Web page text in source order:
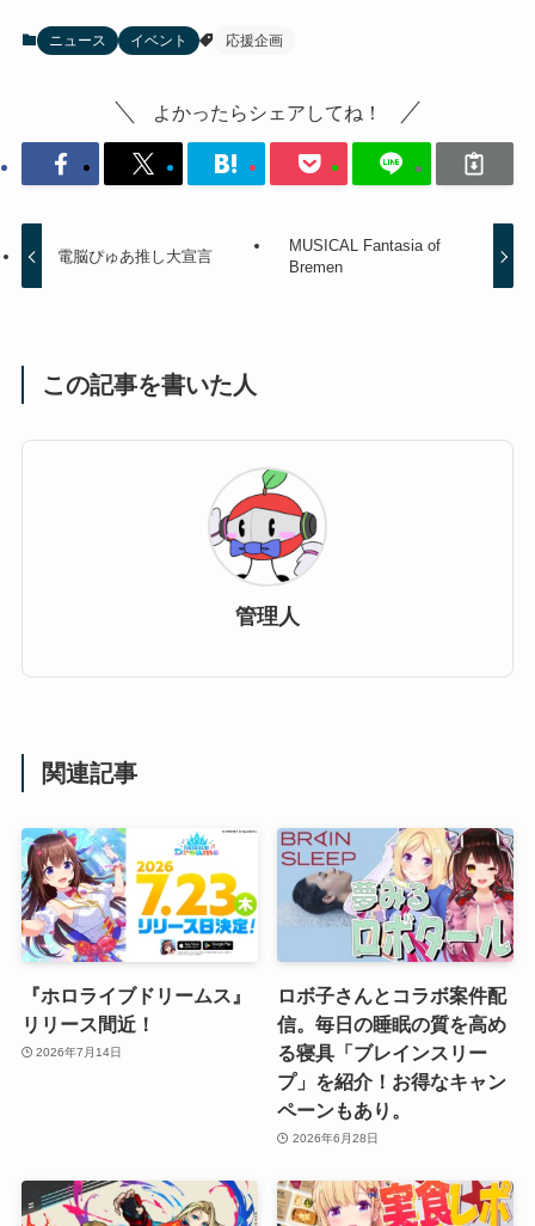
ニュース イベント 応援企画
よかったらシェアしてね！
電脳ぴゅあ推し大宣言
MUSICAL Fantasia of
Bremen
この記事を書いた人
管理人
関連記事
『ホロライブドリームス』
リリース間近！
2026年7月14日
ロボ子さんとコラボ案件配
信。毎日の睡眠の質を高め
る寝具「ブレインスリー
プ」を紹介！お得なキャン
ペーンもあり。
2026年6月28日